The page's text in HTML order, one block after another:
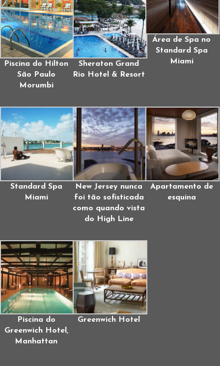
Piscina do Hilton
São Paulo
Morumbi
Sheraton Grand
Rio Hotel & Resort
Área de Spa no
Standard Spa
Miami
Standard Spa
Miami
New Jersey nunca
foi tão sofisticada
como quando vista
do High Line
Apartamento de
esquina
Piscina do
Greenwich Hotel,
Manhattan
Greenwich Hotel